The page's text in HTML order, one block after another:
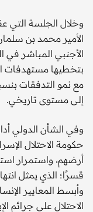
وخلال الجلسة التي
الأمير محمد بن
إلى مستوى تاريخي.
وفي الشأن الدولي
حكومة الاحتلال
أرضهم، واستمرار
قسرًا؛ الذي يمثل
وأبسط المعايير
الاحتلال على جرائم